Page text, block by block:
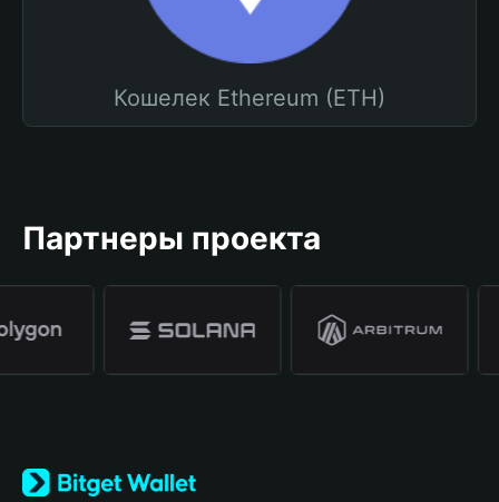
Кошелек Ethereum (ETH)
Партнеры проекта